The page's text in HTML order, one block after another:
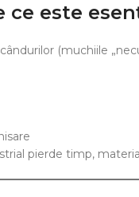
este
(muchiile
pierde timp,